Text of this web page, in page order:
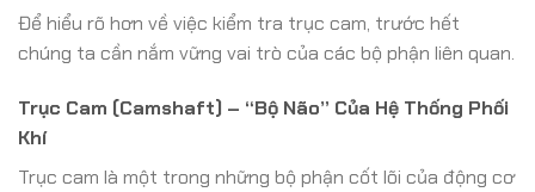
Để hiểu rõ hơn về việc kiểm tra trục cam, trước hết
chúng ta cần nắm vững vai trò của các bộ phận liên quan.
Trục Cam (Camshaft) – “Bộ Não” Của Hệ Thống Phối
Khí
Trục cam là một trong những bộ phận cốt lõi của động cơ